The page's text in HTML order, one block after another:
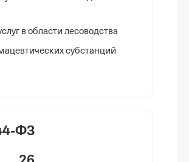
Налоговой Службы
в области лесоводства
субстанций
ФЗ